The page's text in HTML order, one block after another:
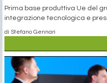
Prima base produttiva Ue del
integrazione tecnologica e
di Stefano Gennari